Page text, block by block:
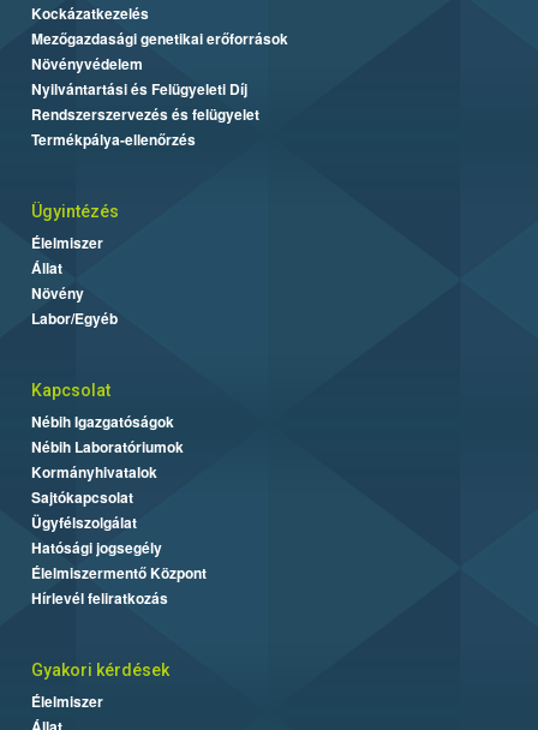
Kockázatkezelés
Mezőgazdasági genetikai erőforrások
Növényvédelem
Nyilvántartási és Felügyeleti Díj
Rendszerszervezés és felügyelet
Termékpálya-ellenőrzés
Ügyintézés
Élelmiszer
Állat
Növény
Labor/Egyéb
Kapcsolat
Nébih Igazgatóságok
Nébih Laboratóriumok
Kormányhivatalok
Sajtókapcsolat
Ügyfélszolgálat
Hatósági jogsegély
Élelmiszermentő Központ
Hírlevél feliratkozás
Gyakori kérdések
Élelmiszer